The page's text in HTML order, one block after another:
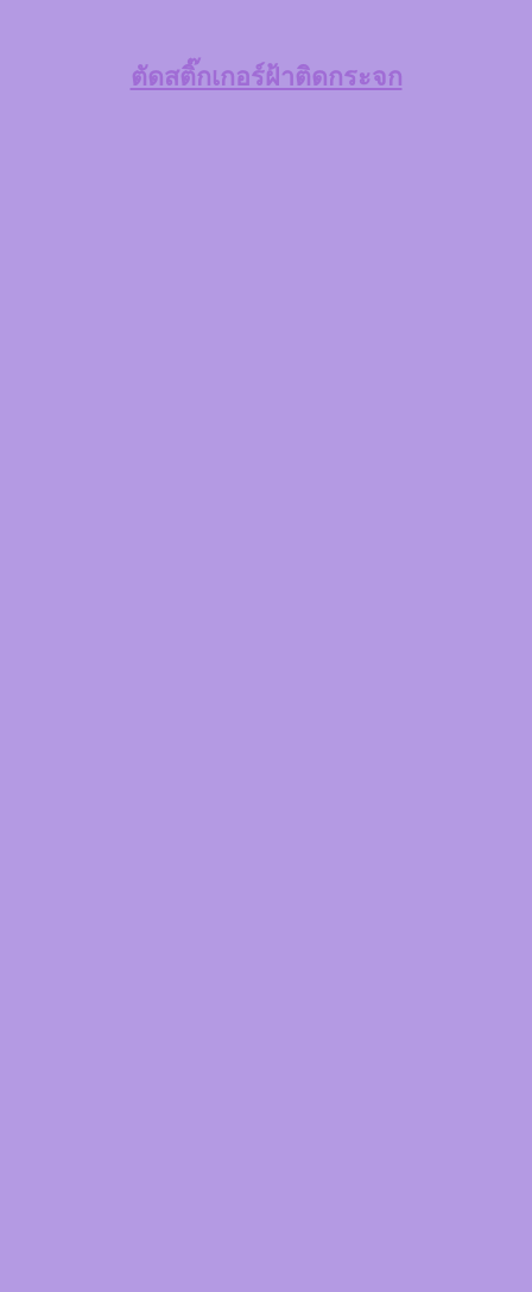
ตัดสติ๊กเกอร์ฝ้าติดกระจก